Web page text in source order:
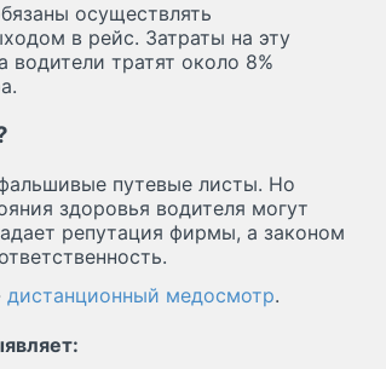
осуществлять
в рейс. Затраты на эту
тратят около 8%
путевые листы. Но
здоровья водителя могут
репутация фирмы, а законом
дистанционный медосмотр.